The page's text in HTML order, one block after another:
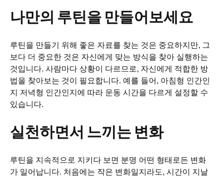
나만의 루틴을 만들어보세요
루틴을 만들기 위해 좋은 자료를 찾는 것은 중요하지만, 그
보다 더 중요한 것은 자신에게 맞는 방식을 찾아 실행하는
것입니다. 사람마다 상황이 다르므로, 자신에게 적합한 방
법을 찾아보는 것이 필요합니다. 예를 들어, 아침형 인간인
지 저녁형 인간인지에 따라 운동 시간을 다르게 설정할 수
있습니다.
실천하면서 느끼는 변화
루틴을 지속적으로 지키다 보면 분명 어떤 형태로든 변화
가 일어납니다. 처음에는 작은 변화일지라도, 시간이 지날